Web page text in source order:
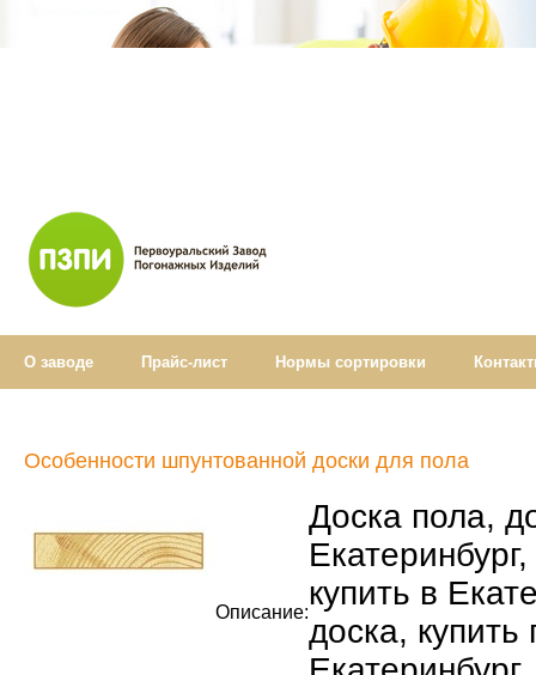
О заводе Прайс-лист Нормы cортировки
Особенности шпунтованной доски для пола
Описание:
Доска пола,
купить в
доска,